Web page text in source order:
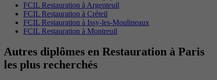
FCIL Restauration à Argenteuil
FCIL Restauration à Créteil
FCIL Restauration à Issy-les-Moulineaux
FCIL Restauration à Montreuil
Autres diplômes en Restauration à Paris
les plus recherchés